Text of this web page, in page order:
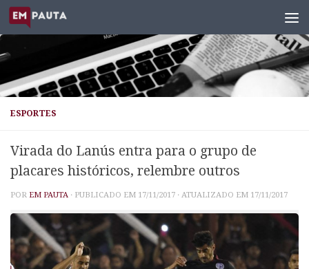
Skip to content
ESPORTES
Virada do Lanús entra para o grupo de
placares históricos, relembre outros
POR EM PAUTA · PUBLICADO EM 17/11/2017 · ATUALIZADO EM 17/11/2017